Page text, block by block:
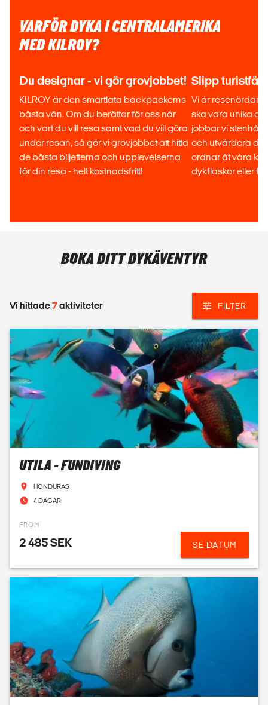
VARFÖR DYKA I CENTRALAMERIKA
MED KILROY?
Du designar - vi gör grovjobbet!
KILROY är den smartlata backpackerns
bästa vän. Om du berättar för oss när
och vart du vill resa samt vad du vill göra
under resan, så gör vi grovjobbet att hitta
de bästa biljetterna och upplevelserna
för din resa - helt kostnadsfritt!
Slipp
Vi är resenördar
ska vara unika
jobbar vi stenhårt
och utvärdera de
ordnar åt våra
dykflaskor eller
BOKA DITT DYKÄVENTYR
Vi hittade7aktiviteter FILTER
UTILA - FUNDIVING
HONDURAS
4 DAGAR
FROM
2 485 SEK SE DATUM